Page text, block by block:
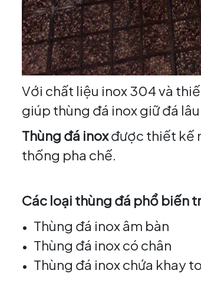
Với chất liệu inox 304 và
giúp thùng đá inox giữ đá
Thùng đá inoxđược thiết kế
thống pha chế.
Các loại thùng đá phổ biến
Thùng đá inox âm bàn
Thùng đá inox có chân
Thùng đá inox chứa khay